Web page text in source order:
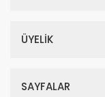
ÜYELİK
SAYFALAR